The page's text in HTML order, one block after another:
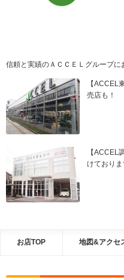
信頼と実績のＡＣＣＥＬグループに
【ACCEL
売店も！
【ACCEL
けており
お店TOP 地図&アクセ